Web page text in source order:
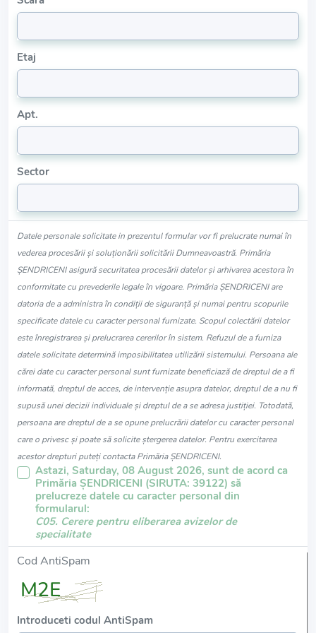
Etaj
Apt.
Sector
Datele personale solicitate in prezentul formular vor fi prelucrate numai în
vederea procesării și soluționării solicitării Dumneavoastră. Primăria
ŞENDRICENI asigură securitatea procesării datelor și arhivarea acestora în
conformitate cu prevederile legale în vigoare. Primăria ŞENDRICENI are
datoria de a administra în condiții de siguranță și numai pentru scopurile
specificate datele cu caracter personal furnizate. Scopul colectării datelor
este înregistrarea și prelucrarea cererilor în sistem. Refuzul de a furniza
datele solicitate determină imposibilitatea utilizării sistemului. Persoana ale
cărei date cu caracter personal sunt furnizate beneficiază de dreptul de a fi
informată, dreptul de acces, de intervenție asupra datelor, dreptul de a nu fi
supusă unei decizii individuale și dreptul de a se adresa justiției. Totodată,
persoana are dreptul de a se opune prelucrării datelor cu caracter personal
care o privesc și poate să solicite ștergerea datelor. Pentru exercitarea
acestor drepturi puteți contacta Primăria ŞENDRICENI.
Astazi, Saturday, 08 August 2026, sunt de acord ca
Primăria ŞENDRICENI (SIRUTA: 39122) să
prelucreze datele cu caracter personal din
formularul:
C05. Cerere pentru eliberarea avizelor de
specialitate
Cod AntiSpam
Introduceti codul AntiSpam